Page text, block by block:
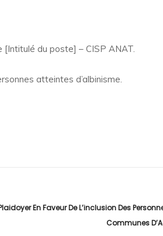
du poste] – CISP ANAT.
atteintes d’albinisme.
En Faveur De L’inclusion Des
Communes